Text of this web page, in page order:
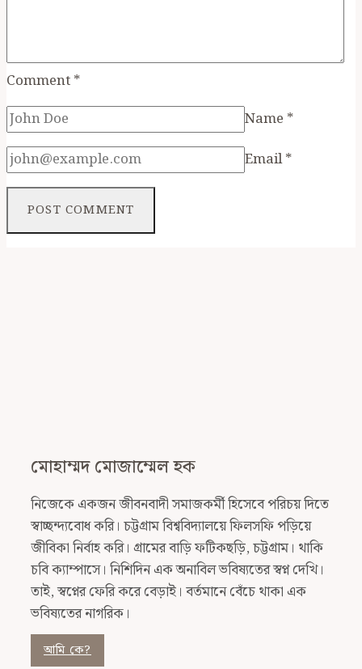
Comment*
Name *
Email*
মোহাম্মদ মোজাম্মেল হক
নিজেকে একজন জীবনবাদী সমাজকর্মী হিসেবে পরিচয় দিতে
স্বাচ্ছন্দ্যবোধ করি। চট্টগ্রাম বিশ্ববিদ্যালয়ে ফিলসফি পড়িয়ে
জীবিকা নির্বাহ করি। গ্রামের বাড়ি ফটিকছড়ি, চট্টগ্রাম। থাকি
চবি ক্যাম্পাসে। নিশিদিন এক অনাবিল ভবিষ্যতের স্বপ্ন দেখি।
তাই, স্বপ্নের ফেরি করে বেড়াই। বর্তমানে বেঁচে থাকা এক
ভবিষ্যতের নাগরিক।
আমি কে?